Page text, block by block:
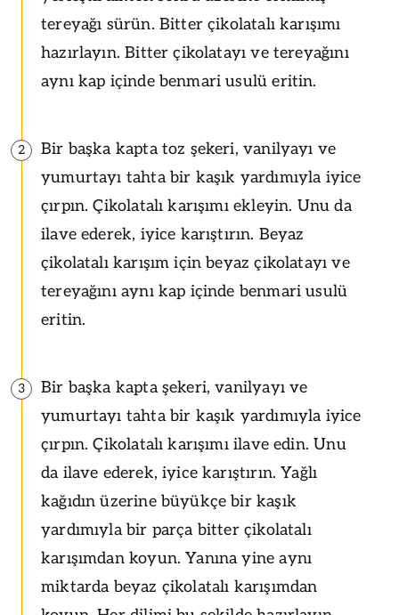
tereyağı sürün. Bitter çikolatalı karışımı
hazırlayın. Bitter çikolatayı ve tereyağını
aynı kap içinde benmari usulü eritin.
2
Bir başka kapta toz şekeri, vanilyayı ve
yumurtayı tahta bir kaşık yardımıyla iyice
çırpın. Çikolatalı karışımı ekleyin. Unu da
ilave ederek, iyice karıştırın. Beyaz
çikolatalı karışım için beyaz çikolatayı ve
tereyağını aynı kap içinde benmari usulü
eritin.
3
Bir başka kapta şekeri, vanilyayı ve
yumurtayı tahta bir kaşık yardımıyla iyice
çırpın. Çikolatalı karışımı ilave edin. Unu
da ilave ederek, iyice karıştırın. Yağlı
kağıdın üzerine büyükçe bir kaşık
yardımıyla bir parça bitter çikolatalı
karışımdan koyun. Yanına yine aynı
miktarda beyaz çikolatalı karışımdan